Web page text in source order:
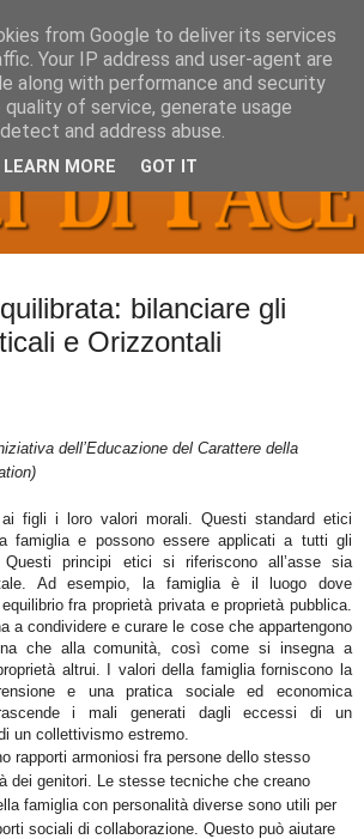
bilanciare gli
e Orizzontali
dell’Educazione del Carattere della
ai figli i loro valori morali. Questi standard etici
famiglia e possono essere applicati a tutti gli
principi etici si riferiscono all’asse sia
Ad esempio, la famiglia è il luogo dove
fra proprietà privata e proprietà pubblica.
a condividere e curare le cose che appartengono
che alla comunità, così come si insegna a
altrui. I valori della famiglia forniscono la
e una pratica sociale ed economica
i mali generati dagli eccessi di un
un collettivismo estremo.
rapporti armoniosi fra persone dello stesso
dei genitori. Le stesse tecniche che creano
famiglia con personalità diverse sono utili per
sociali di collaborazione. Questo può aiutare
from Google to deliver its services
Your IP address and user-agent are
along with performance and security
of service, generate usage
and address abuse.
LEARN MORE GOT IT